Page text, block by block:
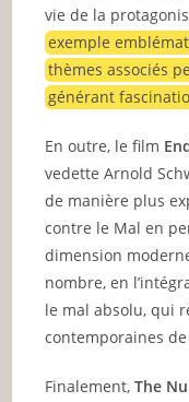
vie de la
exemple
thèmes associés
générant
En outre, le film
vedette Arnold
de manière plus
contre le Mal en
dimension
nombre, en
le mal absolu, qui
contemporaines de
Finalement,The